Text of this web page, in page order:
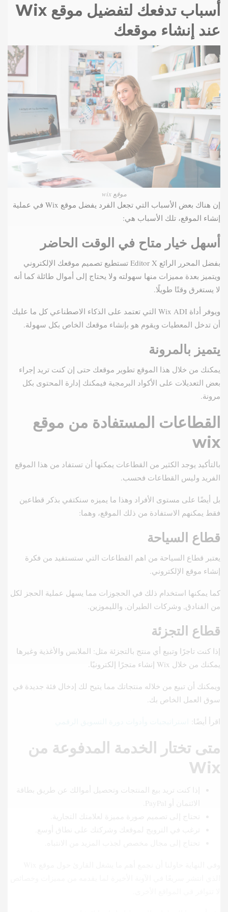
أسباب تدفعك لتفضيل موقع Wix
عند إنشاء موقعك
موقع wix
إن هناك بعض الأسباب التي تجعل الفرد يفضل موقع Wix في عملية
إنشاء الموقع، تلك الأسباب هي:
أسهل خيار متاح في الوقت الحاضر
بفضل المحرر الرائع Editor X تستطيع تصميم موقعك الإلكتروني
ويتميز بعدة مميزات منها سهولته ولا يحتاج إلى أموال طائلة كما أنه
لا يستغرق وقتًا طويلًا.
ويوفر أداة Wix ADI التي تعتمد على الذكاء الاصطناعي كل ما عليك
أن تدخل المعطيات ويقوم هو بإنشاء موقعك الخاص بكل سهولة.
يتميز بالمرونة
يمكنك من خلال هذا الموقع تطوير موقعك حتى إن كنت تريد إجراء
بعض التعديلات على الأكواد البرمجية فيمكنك إدارة المحتوى بكل
مرونة.
القطاعات المستفادة من موقع
wix
بالتأكيد يوجد الكثير من القطاعات يمكنها أن تستفاد من هذا الموقع
الفريد وليس القطاعات فحسب.
بل أيضًا على مستوى الأفراد وهذا ما يميزه سنكتفي بذكر قطاعين
فقط يمكنهم الاستفادة من ذلك الموقع، وهما:
قطاع السياحة
يعتبر قطاع السياحة من اهم القطاعات التي ستستفيد من فكرة
إنشاء موقع الإلكتروني.
كما يمكنها استخدام ذلك في الحجوزات مما يسهل عملية الحجز لكل
من الفنادق, وشركات الطيران, والليموزين.
قطاع التجزئة
إذا كنت تاجرًا وتبيع أي منتج بالتجزئة مثل: الملابس والأغذية وغيرها
يمكنك من خلال Wix إنشاء متجرًا إلكترونيًا.
ويمكنك أن تبيع من خلاله منتجاتك مما يتيح لك إدخال فئة جديدة في
سوق العمل الخاص بك.
اقرأ أيضًا:
متى تختار الخدمة المدفوعة من
Wix
إذا كنت تريد بيع المنتجات وتحصيل أموالك عن طريق بطاقة